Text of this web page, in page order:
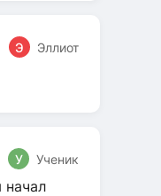
Э Эллиот
У Ученик
начал